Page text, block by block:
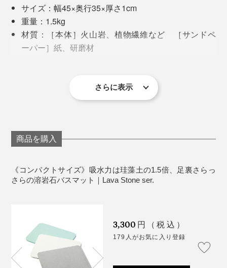
写真左から、グリーン、ホワイト、グレー
脱衣所のサイズやインテリアによって、お好みの１枚を
チョイスしてください。
酸)ガス、濃度100ppmに調整した悪臭成分(アンモニア)ガス、濃20ppmに調整した
悪臭成分(イソ吉草酸)ガスを、それぞれ のテドラーバッグ内に10L入れ、 試験開
始6分後の悪臭成分濃度を検知管にて測定。
上グラフの「酢酸臭」は足の裏の酸っぱいような臭い、
臭」は足や汗の臭い。いずれも珪藻土より減少していま
ので、安心して使えます。
目には見えなくても、表面には汚れが吸着しているも
の。目づまりしないように定期的に落とすことが、吸水
性を保つポイントです。
さい。目の細かさが＃320や＃400のものが適していま
そして何と言ってもお手入れのラクさ！
こともない。週末に天気が悪くて洗濯できなくてもニオ
イが気にならない！
サイズ：幅45×奥行35×厚さ1cm
重量：1.5kg
材質：［本体］火山岩、植物繊維など ［サンドペ
ーパー］紙、研磨材
本来の目的以外での使用は控えてください。事故や
特性上、表面にかけや微量な粉が出てきますが、成
分から自然に出てくるものであるため、品質上問題
裏面に加工は施していないため、床に傷がつく場合
があります。
直接お湯・水のかかる場所や、浴室内に持ち込んで
使用しないでください。
長時間お湯や水に浸したり、大量にお湯・水を掛け
たりしないでください。老化、破損の原因になりま
さらに表示
商品を購入
《コンパクトサイズ》吸水力は珪藻土の1.5倍、足裏さらっ
さらの溶岩石バスマット｜Lava Stone ser.
3,300 円（税込）
179人がお気に入り登録